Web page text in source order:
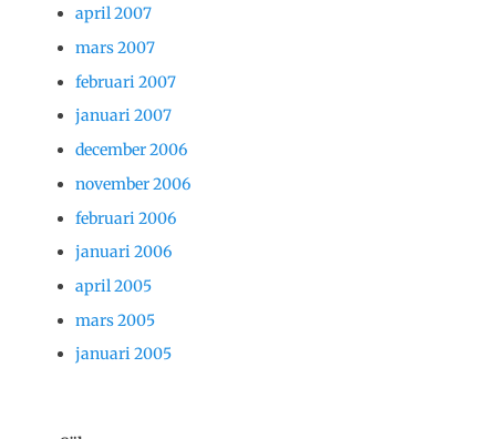
april 2007
mars 2007
februari 2007
januari 2007
december 2006
november 2006
februari 2006
januari 2006
april 2005
mars 2005
januari 2005